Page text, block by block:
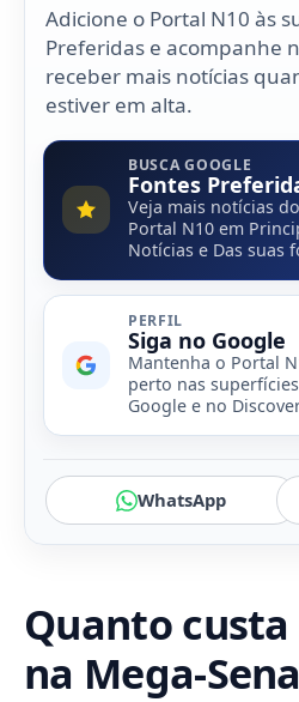
Adicione o Portal N10 às
Preferidas e acompanhe
receber mais notícias
estiver em alta.
BUSCA GOOGLE
Fontes
Veja mais notícias do
Portal N10 em
Notícias e Das suas
PERFIL
Siga no Google
Mantenha o Portal
perto nas
Google e no
WhatsApp
Quanto
na Mega-Sena